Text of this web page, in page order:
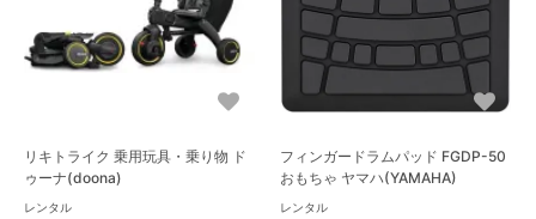
リキトライク 乗用玩具・乗り物 ド
ゥーナ(doona)
レンタル
フィンガードラムパッド FGDP-50
おもちゃ ヤマハ(YAMAHA)
レンタル